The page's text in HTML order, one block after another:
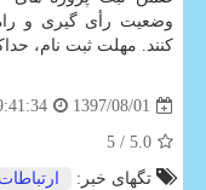
وضعیت رأی گیری و راه
كنند. مهلت ثبت نام، حداكثر تا
1397/08/01
5.0
/ 5
تگهای خبر:
ارتباطات